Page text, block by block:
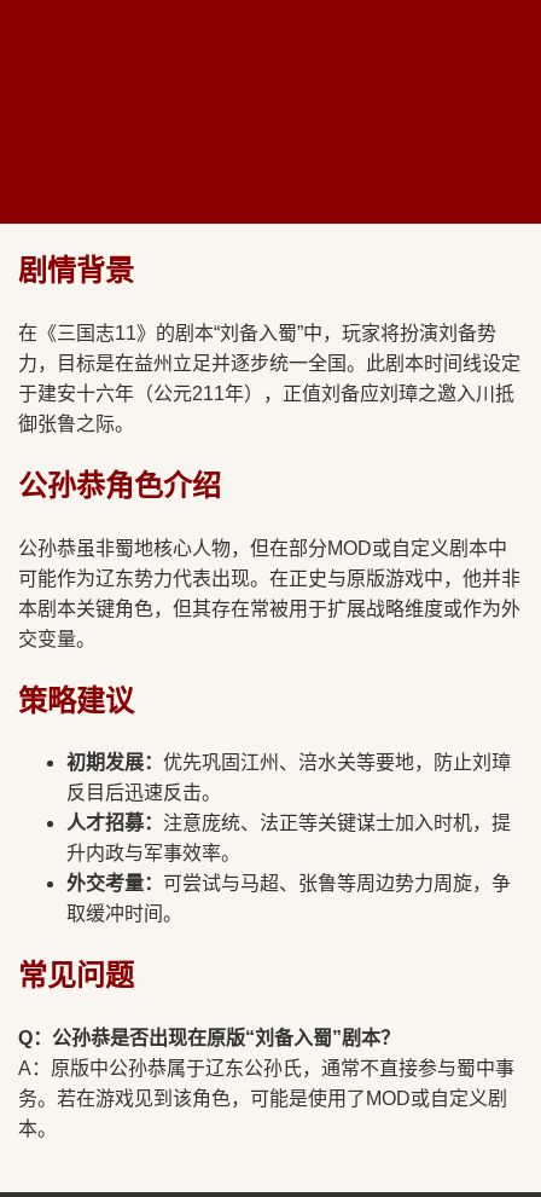
剧情背景
在《三国志11》的剧本“刘备入蜀”中，玩家将扮演刘备势
力，目标是在益州立足并逐步统一全国。此剧本时间线设定
于建安十六年（公元211年），正值刘备应刘璋之邀入川抵
御张鲁之际。
公孙恭角色介绍
公孙恭虽非蜀地核心人物，但在部分MOD或自定义剧本中
可能作为辽东势力代表出现。在正史与原版游戏中，他并非
本剧本关键角色，但其存在常被用于扩展战略维度或作为外
交变量。
策略建议
初期发展： 优先巩固江州、涪水关等要地，防止刘璋
反目后迅速反击。
人才招募： 注意庞统、法正等关键谋士加入时机，提
升内政与军事效率。
外交考量： 可尝试与马超、张鲁等周边势力周旋，争
取缓冲时间。
常见问题
Q：公孙恭是否出现在原版“刘备入蜀”剧本？
A：原版中公孙恭属于辽东公孙氏，通常不直接参与蜀中事
务。若在游戏见到该角色，可能是使用了MOD或自定义剧
本。